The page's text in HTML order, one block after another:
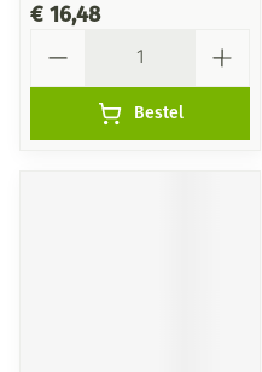
€ 16,48
Bestel